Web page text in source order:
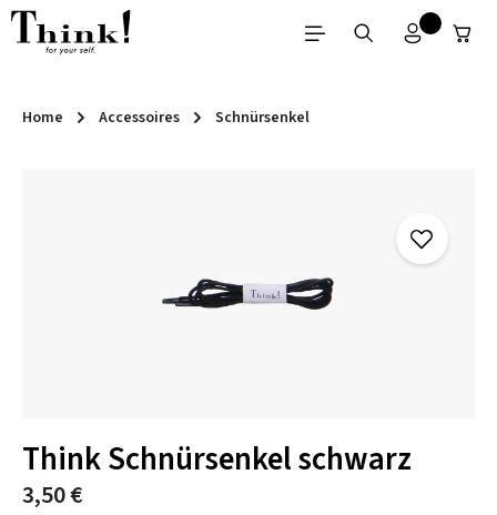
Zum Hauptinhalt springen
Home Accessoires Schnürsenkel
Think Schnürsenkel schwarz
3,50 €